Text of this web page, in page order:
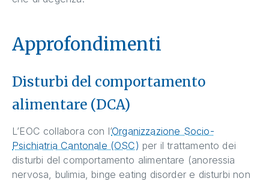
Approfondimenti
Disturbi del comportamento
alimentare (DCA)
L’EOC collabora con l’Organizzazione Socio-
Psichiatria Cantonale (OSC) per il trattamento dei
disturbi del comportamento alimentare (anoressia
nervosa, bulimia, binge eating disorder e disturbi non